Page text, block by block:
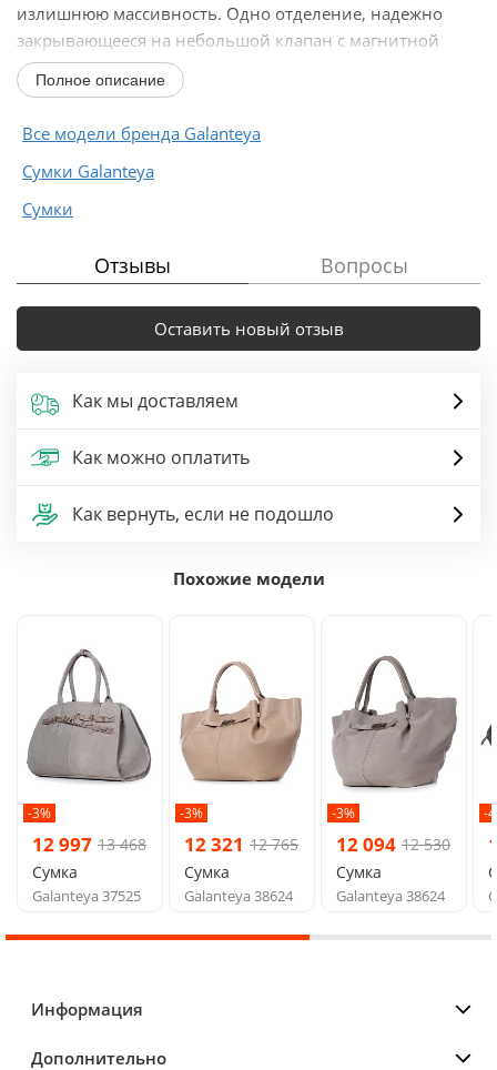
излишнюю массивность. Одно отделение, надежно
закрывающееся на небольшой клапан с магнитной
застежкой...
Полное описание
Все модели бренда Galanteya
Сумки Galanteya
Сумки
Отзывы Вопросы
Оставить новый отзыв
Как мы доставляем
Как можно оплатить
Как вернуть, если не подошло
Похожие модели
-3%
12 997 13 468
Сумка
Galanteya 37525
-3%
12 321 12 765
Сумка
Galanteya 38624
-3%
12 094 12 530
Сумка
Galanteya 38624
-
Информация
Дополнительно